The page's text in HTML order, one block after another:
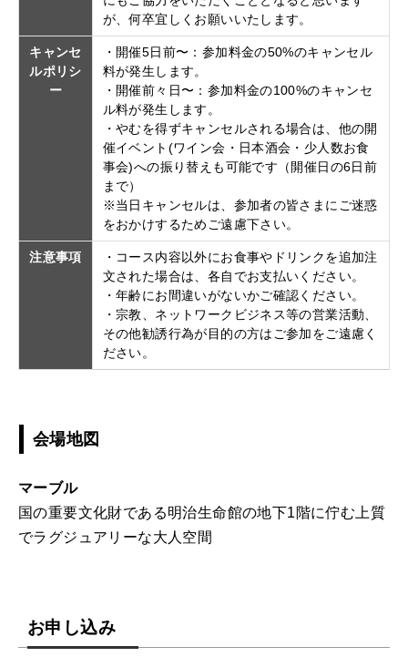
が、何卒宜しくお願いいたします。
キャンセ
ルポリシ
ー
・開催5日前〜：参加料金の50%のキャンセル
料が発生します。
・開催前々日〜：参加料金の100%のキャンセ
ル料が発生します。
・やむを得ずキャンセルされる場合は、他の開
催イベント(ワイン会・日本酒会・少人数お食
事会)への振り替えも可能です（開催日の6日前
まで）
※当日キャンセルは、参加者の皆さまにご迷惑
をおかけするためご遠慮下さい。
注意事項
・コース内容以外にお食事やドリンクを追加注
文された場合は、各自でお支払いください。
・年齢にお間違いがないかご確認ください。
・宗教、ネットワークビジネス等の営業活動、
その他勧誘行為が目的の方はご参加をご遠慮く
ださい。
会場地図
マーブル
国の重要文化財である明治生命館の地下1階に佇む上質
でラグジュアリーな大人空間
お申し込み